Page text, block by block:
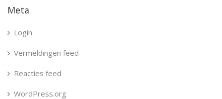
Meta
Login
Vermeldingen feed
Reacties feed
WordPress.org